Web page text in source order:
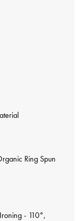
Ring Spun
- 110°,